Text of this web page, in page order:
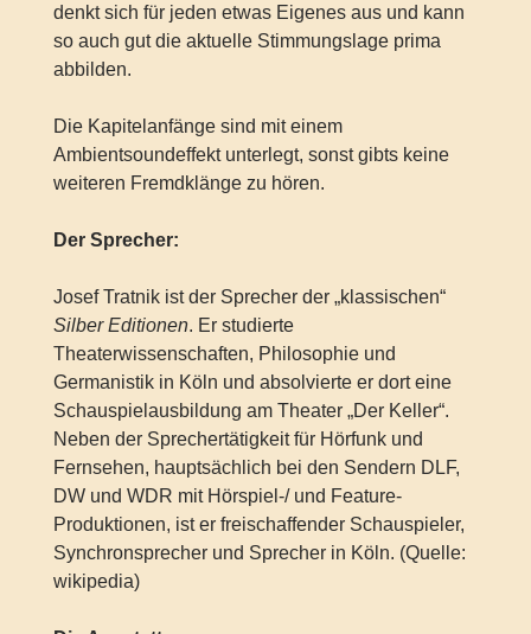
denkt sich für jeden etwas Eigenes aus und kann
so auch gut die aktuelle Stimmungslage prima
abbilden.
Die Kapitelanfänge sind mit einem
Ambientsoundeffekt unterlegt, sonst gibts keine
weiteren Fremdklänge zu hören.
Der Sprecher:
Josef Tratnik ist der Sprecher der „klassischen“
Silber Editionen. Er studierte
Theaterwissenschaften, Philosophie und
Germanistik in Köln und absolvierte er dort eine
Schauspielausbildung am Theater „Der Keller“.
Neben der Sprechertätigkeit für Hörfunk und
Fernsehen, hauptsächlich bei den Sendern DLF,
DW und WDR mit Hörspiel-/ und Feature-
Produktionen, ist er freischaffender Schauspieler,
Synchronsprecher und Sprecher in Köln. (Quelle:
wikipedia)